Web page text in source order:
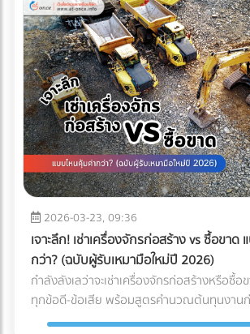
2026-03-23, 09:36
เจาะลึก! เช่าเครื่องจักรก่อสร้าง vs ซื้อขาด
กว่า? (ฉบับผู้รับเหมามือใหม่ปี 2026)
กำลังลังเลว่าจะเช่าเครื่องจักรก่อสร้างหรือซื้
ทุกข้อดี-ข้อเสีย พร้อมสูตรคำนวณต้นทุนงาน
เหมามือใหม่ต้องรู้ก่อนตัดสินใจ!